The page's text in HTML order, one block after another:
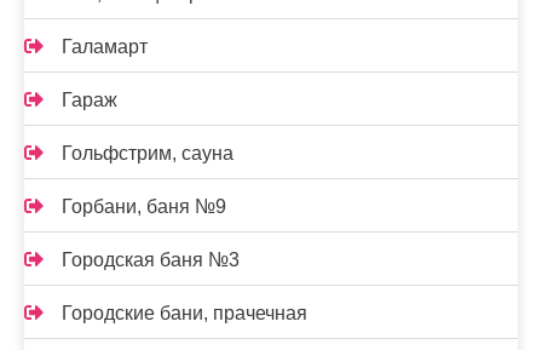
Галамарт
Гараж
Гольфстрим, сауна
Горбани, баня №9
Городская баня №3
Городские бани, прачечная